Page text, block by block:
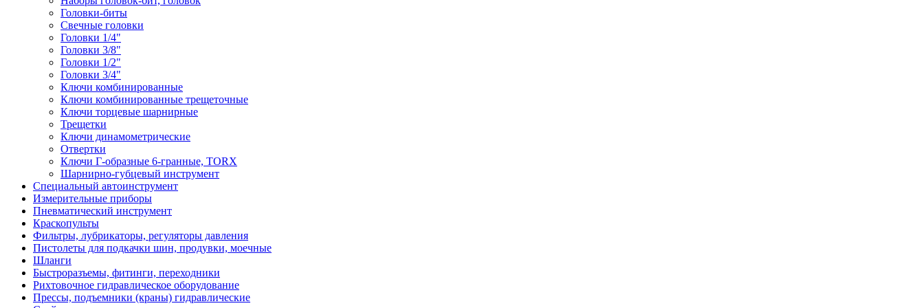
Головки-биты
Свечные головки
Головки 1/4"
Головки 3/8"
Головки 1/2"
Головки 3/4"
Ключи комбинированные
Ключи комбинированные трещеточные
Ключи торцевые шарнирные
Трещетки
Ключи динамометрические
Отвертки
Ключи Г-образные 6-гранные, TORX
Шарнирно-губцевый инструмент
Специальный автоинструмент
Измерительные приборы
Пневматический инструмент
Краскопульты
Фильтры, лубрикаторы, регуляторы давления
Пистолеты для подкачки шин, продувки, моечные
Шланги
Быстроразъемы, фитинги, переходники
Рихтовочное гидравлическое оборудование
Прессы, подъемники (краны) гидравлические